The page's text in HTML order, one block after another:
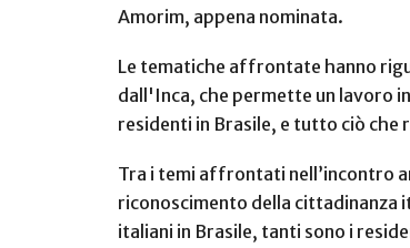
Amorim, appena nominata.
Le tematiche affrontate hanno
dall'Inca, che permette un lavoro
residenti in Brasile, e tutto ciò
Tra i temi affrontati nell’incontro
riconoscimento della cittadinanza
italiani in Brasile, tanti sono i